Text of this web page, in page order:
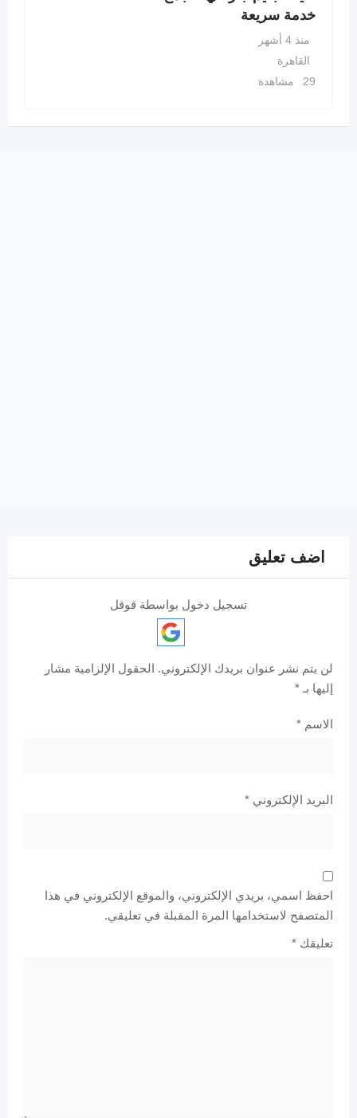
خدمة سريعة
منذ 4 أشهر
القاهرة
29 مشاهدة
اضف تعليق
تسجيل دخول بواسطة قوقل
لن يتم نشر عنوان بريدك الإلكتروني. الحقول الإلزامية مشار
إليها بـ *
الاسم *
البريد الإلكتروني *
احفظ اسمي، بريدي الإلكتروني، والموقع الإلكتروني في هذا
المتصفح لاستخدامها المرة المقبلة في تعليقي.
تعليقك *